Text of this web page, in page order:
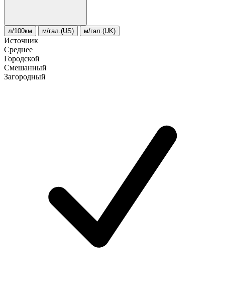
л/100км м/гал.(US) м/гал.(UK)
Источник
Среднее
Городской
Смешанный
Загородный